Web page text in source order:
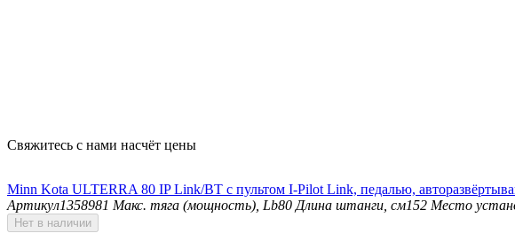
Свяжитесь с нами насчёт цены
Minn Kota ULTERRA 80 IP Link/BT с пультом I-Pilot Link, педалью,
Артикул1358981 Макс. тяга (мощность), Lb80 Длина штанги, см152 Место
Нет в наличии